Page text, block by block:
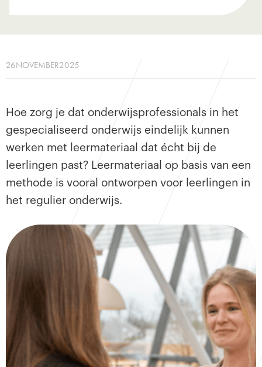
26NOVEMBER2025
Hoe zorg je dat onderwijsprofessionals in het
gespecialiseerd onderwijs eindelijk kunnen
werken met leermateriaal dat écht bij de
leerlingen past? Leermateriaal op basis van een
methode is vooral ontworpen voor leerlingen in
het regulier onderwijs.